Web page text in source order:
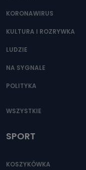
KORONAWIRUS
KULTURA I ROZRYWKA
LUDZIE
NA SYGNALE
POLITYKA
WSZYSTKIE
SPORT
KOSZYKÓWKA